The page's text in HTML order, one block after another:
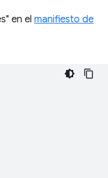
en el manifiesto de